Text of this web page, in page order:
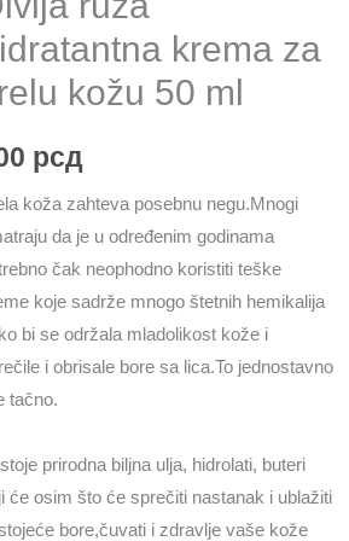
krema za
kožu 50 ml
рсд
koža zahteva posebnu negu.Mnogi
da je u određenim godinama
čak neophodno koristiti teške
koje sadrže mnogo štetnih hemikalija
bi se održala mladolikost kože i
i obrisale bore sa lica.To jednostavno
tačno.
prirodna biljna ulja, hidrolati, buteri
će osim što će sprečiti nastanak i ublažiti
bore,čuvati i zdravlje vaše kože